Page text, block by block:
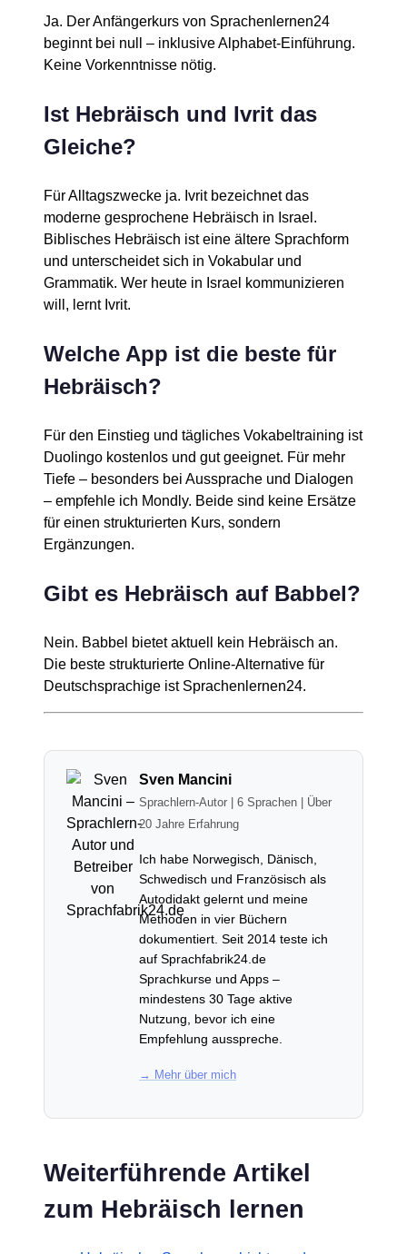
Ja. Der Anfängerkurs von Sprachenlernen24
beginnt bei null – inklusive Alphabet-Einführung.
Keine Vorkenntnisse nötig.
Ist Hebräisch und Ivrit das
Gleiche?
Für Alltagszwecke ja. Ivrit bezeichnet das
moderne gesprochene Hebräisch in Israel.
Biblisches Hebräisch ist eine ältere Sprachform
und unterscheidet sich in Vokabular und
Grammatik. Wer heute in Israel kommunizieren
will, lernt Ivrit.
Welche App ist die beste für
Hebräisch?
Für den Einstieg und tägliches Vokabeltraining ist
Duolingo kostenlos und gut geeignet. Für mehr
Tiefe – besonders bei Aussprache und Dialogen
– empfehle ich Mondly. Beide sind keine Ersätze
für einen strukturierten Kurs, sondern
Ergänzungen.
Gibt es Hebräisch auf Babbel?
Nein. Babbel bietet aktuell kein Hebräisch an.
Die beste strukturierte Online-Alternative für
Deutschsprachige ist Sprachenlernen24.
Sven Mancini
Sprachlern-Autor | 6 Sprachen | Über
20 Jahre Erfahrung
Ich habe Norwegisch, Dänisch,
Schwedisch und Französisch als
Autodidakt gelernt und meine
Methoden in vier Büchern
dokumentiert. Seit 2014 teste ich
auf Sprachfabrik24.de
Sprachkurse und Apps –
mindestens 30 Tage aktive
Nutzung, bevor ich eine
Empfehlung ausspreche.
→ Mehr über mich
Weiterführende Artikel
zum Hebräisch lernen